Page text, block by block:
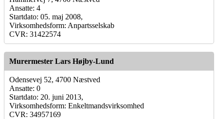
Ansatte: 4
Startdato: 05. maj 2008,
Virksomhedsform: Anpartsselskab
CVR: 31422574
Murermester Lars Højby-Lund
Odensevej 52, 4700 Næstved
Ansatte: 0
Startdato: 20. juni 2013,
Virksomhedsform: Enkeltmandsvirksomhed
CVR: 34957169